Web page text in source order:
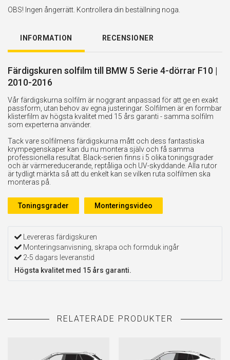
OBS! Ingen ångerrätt. Kontrollera din beställning noga.
INFORMATION RECENSIONER
Färdigskuren solfilm till BMW 5 Serie 4-dörrar F10 |
2010-2016
Vår färdigskurna solfilm är noggrant anpassad för att ge en exakt
passform, utan behov av egna justeringar. Solfilmen är en formbar
klisterfilm av högsta kvalitet med 15 års garanti - samma solfilm
som experterna använder.
Tack vare solfilmens färdigskurna mått och dess fantastiska
krympegenskaper kan du nu montera själv och få samma
professionella resultat. Black-serien finns i 5 olika toningsgrader
och är värmereducerande, reptåliga och UV-skyddande. Alla rutor
är tydligt märkta så att du enkelt kan se vilken ruta solfilmen ska
monteras på.
Toningsgrader Monteringsvideo
Levereras färdigskuren
Monteringsanvisning, skrapa och formduk ingår
2-5 dagars leveranstid
Högsta kvalitet med 15 års garanti.